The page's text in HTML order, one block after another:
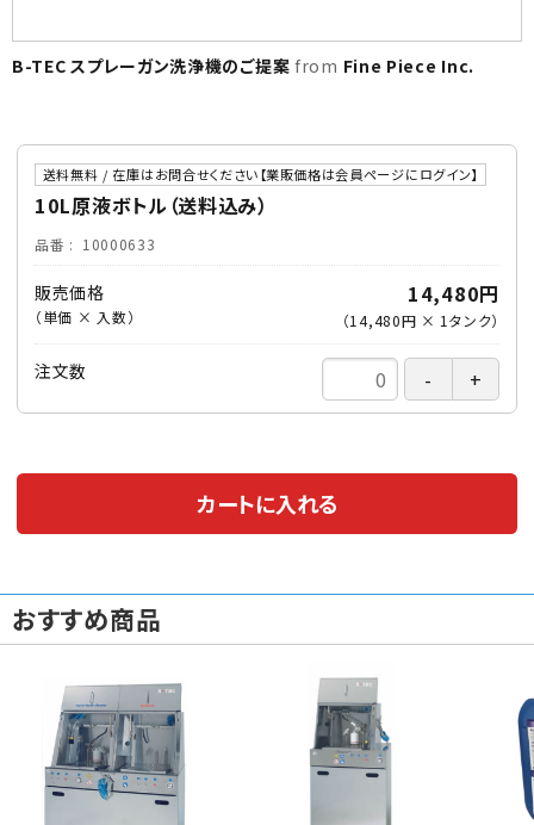
B-TEC スプレーガン洗浄機のご提案 from Fine Piece Inc.
送料無料 / 在庫はお問合せください【業販価格は会員ページにログイン】
10L原液ボトル（送料込み）
品番 10000633
販売価格
（単価 × 入数）
14,480円
（14,480円 × 1タンク）
注文数
カートに入れる
おすすめ商品